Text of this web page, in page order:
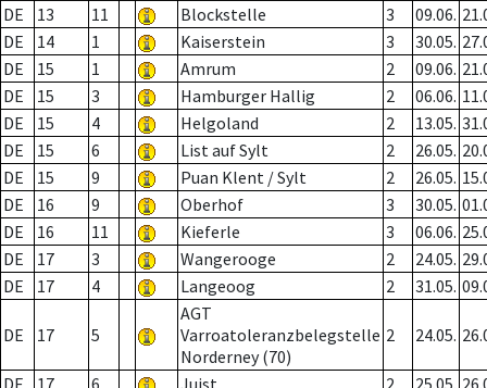
DE
13 11 Blockstelle 3 09.06.
DE
14 1 Kaiserstein 3 30.05.
DE
15 1 Amrum 2 09.06.
DE
15 3 Hamburger Hallig 2 06.06.
DE
15 4 Helgoland 2 13.05.
DE
15 6 List auf Sylt 2 26.05.
DE
15 9 Puan Klent / Sylt 2 26.05.
DE
16 9 Oberhof 3 30.05.
DE
16 11 Kieferle 3 06.06.
DE
17 3 Wangerooge 2 24.05.
DE
17 4 Langeoog 2 31.05.
DE 17 5
AGT
Varroatoleranzbelegstelle
Norderney (70)
2 24.05.